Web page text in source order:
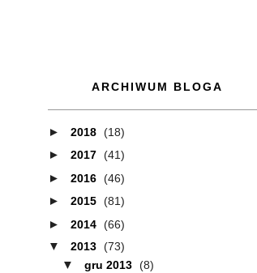
ARCHIWUM BLOGA
► 2018 (18)
► 2017 (41)
► 2016 (46)
► 2015 (81)
► 2014 (66)
▼ 2013 (73)
▼ gru 2013 (8)